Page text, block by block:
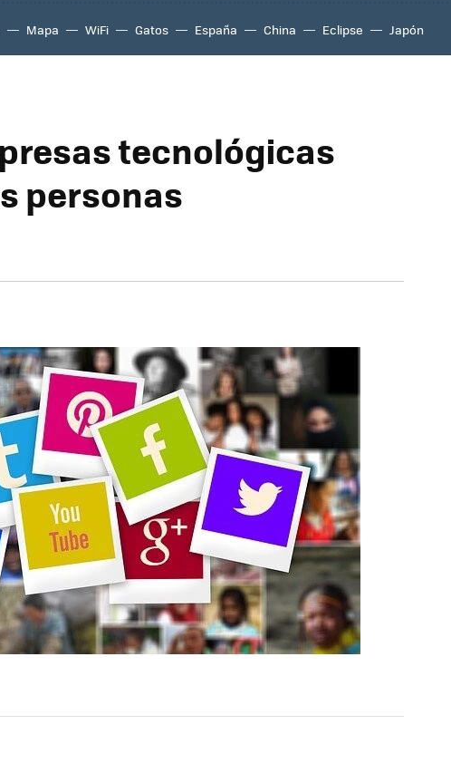
Mapa WiFi Gatos España China Eclipse Japón
tecnológicas
personas